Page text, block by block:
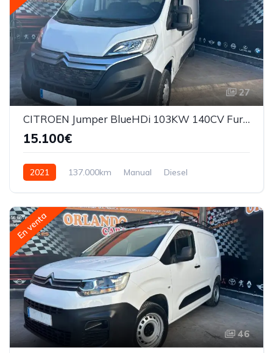
27
CITROEN Jumper BlueHDi 103KW 140CV Furgon 35L3H2
15.100€
2021 137.000km Manual Diesel
En venta
46